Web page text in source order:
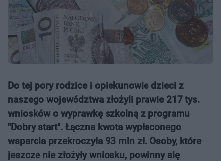
Do tej pory rodzice i opiekunowie dzieci z
naszego województwa złożyli prawie 217 tys.
wniosków o wyprawkę szkolną z programu
"Dobry start". Łączna kwota wypłaconego
wsparcia przekroczyła 93 mln zł. Osoby, które
jeszcze nie złożyły wniosku, powinny się